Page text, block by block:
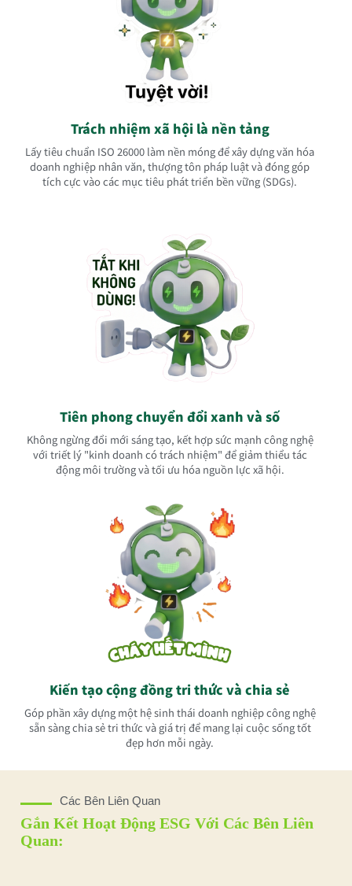
Trách nhiệm xã hội là nền tảng
Lấy tiêu chuẩn ISO 26000 làm nền móng để xây dựng văn hóa
doanh nghiệp nhân văn, thượng tôn pháp luật và đóng góp
tích cực vào các mục tiêu phát triển bền vững (SDGs).
Tiên phong chuyển đổi xanh và số
Không ngừng đổi mới sáng tạo, kết hợp sức mạnh công nghệ
với triết lý "kinh doanh có trách nhiệm" để giảm thiểu tác
động môi trường và tối ưu hóa nguồn lực xã hội.
Kiến tạo cộng đồng tri thức và chia sẻ
Góp phần xây dựng một hệ sinh thái doanh nghiệp công nghệ
sẵn sàng chia sẻ tri thức và giá trị để mang lại cuộc sống tốt
đẹp hơn mỗi ngày.
Các Bên Liên Quan
Gắn Kết Hoạt Động ESG Với Các Bên Liên
Quan: